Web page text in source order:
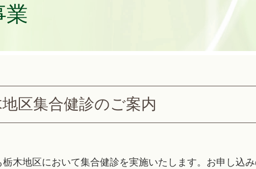
業
区集合健診のご案内
木地区において集合健診を実施いたします。お申し込み